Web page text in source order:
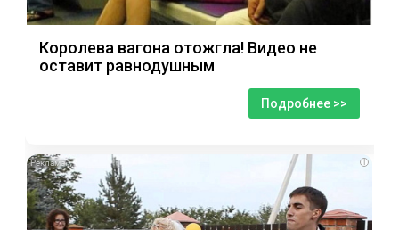
Королева вагона отожгла! Видео не
оставит равнодушным
Подробнее >>
i